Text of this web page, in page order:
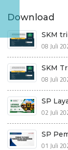
Download
SKM
08 Juli
SKM
08 Juli
SP
02 Juli
SP
01 Juli